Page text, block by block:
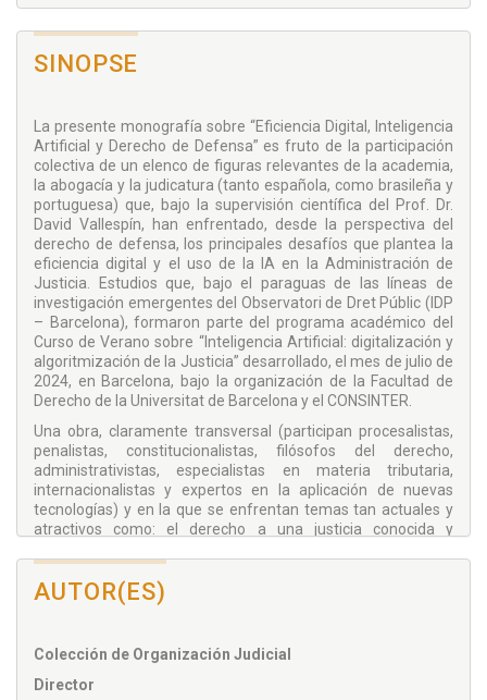
SINOPSE
La presente monografía sobre “Eficiencia Digital, Inteligencia
Artificial y Derecho de Defensa” es fruto de la participación
colectiva de un elenco de figuras relevantes de la academia,
la abogacía y la judicatura (tanto española, como brasileña y
portuguesa) que, bajo la supervisión científica del Prof. Dr.
David Vallespín, han enfrentado, desde la perspectiva del
derecho de defensa, los principales desafíos que plantea la
eficiencia digital y el uso de la IA en la Administración de
Justicia. Estudios que, bajo el paraguas de las líneas de
investigación emergentes del Observatori de Dret Públic (IDP
– Barcelona), formaron parte del programa académico del
Curso de Verano sobre “Inteligencia Artificial: digitalización y
algoritmización de la Justicia” desarrollado, el mes de julio de
2024, en Barcelona, bajo la organización de la Facultad de
Derecho de la Universitat de Barcelona y el CONSINTER.
Una obra, claramente transversal (participan procesalistas,
penalistas, constitucionalistas, filósofos del derecho,
administrativistas, especialistas en materia tributaria,
internacionalistas y expertos en la aplicación de nuevas
tecnologías) y en la que se enfrentan temas tan actuales y
atractivos como: el derecho a una justicia conocida y
digitales en el ámbito de la Administración de Justicia, el
ciberterrorismo y el ciberodio, las implicaciones de IA en el
ámbito financiero, tributario y fiscal, la consolidación del
las deepfakes, el uso de sistemas digitales en procesos
decisionales, la repercusión del uso de la IA en orden al
empleo público, la influencia de la IA en la preparación y
AUTOR(ES)
Colección de Organización Judicial
Director